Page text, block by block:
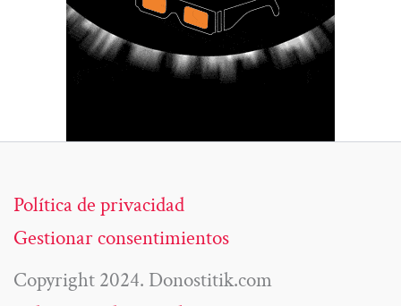
Política de privacidad
Gestionar consentimientos
Copyright 2024. Donostitik.com